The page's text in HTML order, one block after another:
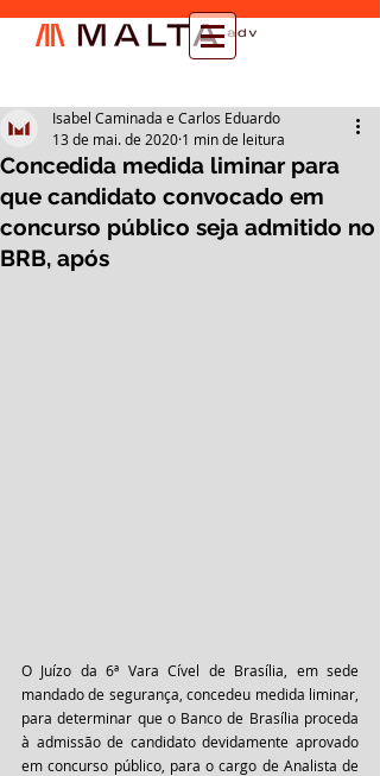
Concedida medida liminar para
que candidato convocado em
concurso público seja admitido no
BRB, após
Isabel Caminada e Carlos Eduardo
13 de mai. de 2020 1 min de leitura
O Juízo da 6ª Vara Cível de Brasília, em sede
mandado de segurança, concedeu medida liminar,
para determinar que o Banco de Brasília proceda
à admissão de candidato devidamente aprovado
em concurso público, para o cargo de Analista de